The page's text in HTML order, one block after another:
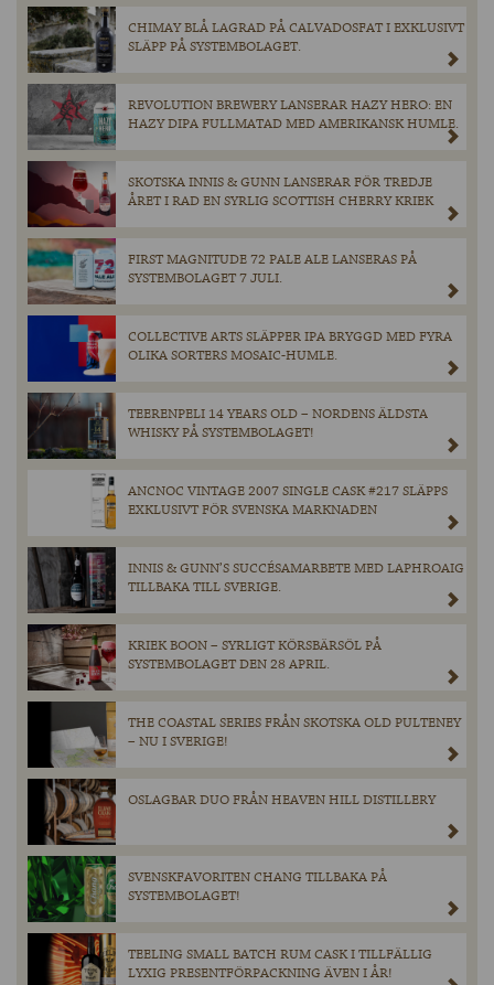
CHIMAY BLÅ LAGRAD PÅ CALVADOSFAT I EXKLUSIVT
SLÄPP PÅ SYSTEMBOLAGET.
REVOLUTION BREWERY LANSERAR HAZY HERO: EN
HAZY DIPA FULLMATAD MED AMERIKANSK HUMLE.
SKOTSKA INNIS & GUNN LANSERAR FÖR TREDJE
ÅRET I RAD EN SYRLIG SCOTTISH CHERRY KRIEK
FIRST MAGNITUDE 72 PALE ALE LANSERAS PÅ
SYSTEMBOLAGET 7 JULI.
COLLECTIVE ARTS SLÄPPER IPA BRYGGD MED FYRA
OLIKA SORTERS MOSAIC-HUMLE.
TEERENPELI 14 YEARS OLD – NORDENS ÄLDSTA
WHISKY PÅ SYSTEMBOLAGET!
ANCNOC VINTAGE 2007 SINGLE CASK #217 SLÄPPS
EXKLUSIVT FÖR SVENSKA MARKNADEN
INNIS & GUNN’S SUCCÉSAMARBETE MED LAPHROAIG
TILLBAKA TILL SVERIGE.
KRIEK BOON – SYRLIGT KÖRSBÄRSÖL PÅ
SYSTEMBOLAGET DEN 28 APRIL.
THE COASTAL SERIES FRÅN SKOTSKA OLD PULTENEY
– NU I SVERIGE!
OSLAGBAR DUO FRÅN HEAVEN HILL DISTILLERY
SVENSKFAVORITEN CHANG TILLBAKA PÅ
SYSTEMBOLAGET!
TEELING SMALL BATCH RUM CASK I TILLFÄLLIG
LYXIG PRESENTFÖRPACKNING ÄVEN I ÅR!